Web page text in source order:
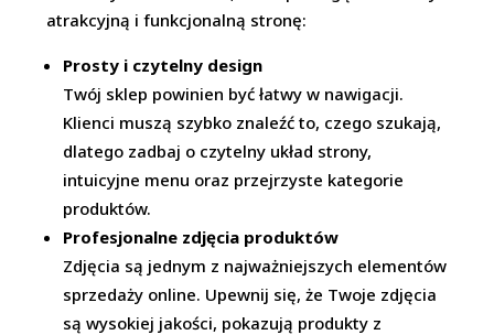
atrakcyjną i funkcjonalną stronę:
Prosty i czytelny design
Twój sklep powinien być łatwy w nawigacji.
Klienci muszą szybko znaleźć to, czego szukają,
dlatego zadbaj o czytelny układ strony,
intuicyjne menu oraz przejrzyste kategorie
produktów.
Profesjonalne zdjęcia produktów
Zdjęcia są jednym z najważniejszych elementów
sprzedaży online. Upewnij się, że Twoje zdjęcia
są wysokiej jakości, pokazują produkty z